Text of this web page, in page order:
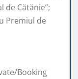
de Cătănie”;
Premiul de
Booking